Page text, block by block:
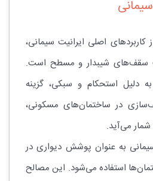
کاربردهای اصلی ایرانیت سیمانی،
سقف‌های شیبدار و مسطح است.
دلیل استحکام و سبکی، گزینه
در ساختمان‌های مسکونی،
می‌آید.
به عنوان پوشش دیواری در
استفاده می‌شود. این مصالح